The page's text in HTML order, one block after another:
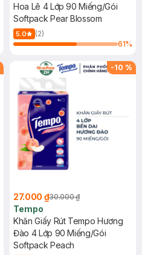
Hoa Lê 4 Lớp 90 Miếng/Gói
Softpack Pear Blossom
5.0
(2)
61%
-10 %
27.000 ₫30.000 ₫
Tempo
Khăn Giấy Rút Tempo Hương
Đào 4 Lớp 90 Miếng/Gói
Softpack Peach